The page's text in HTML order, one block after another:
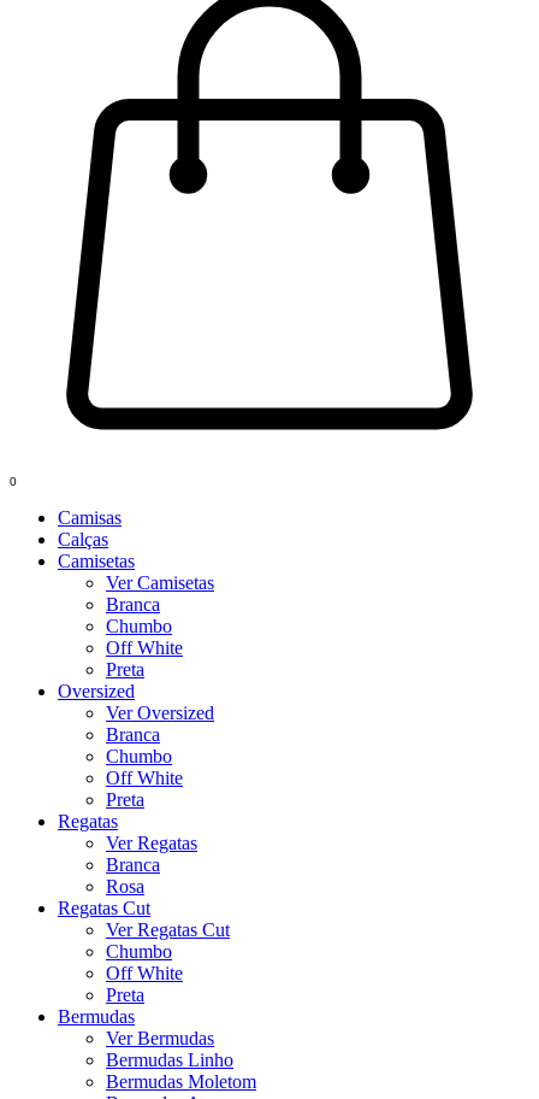
0
Camisas
Calças
Camisetas
Ver Camisetas
Branca
Chumbo
Off White
Preta
Oversized
Ver Oversized
Branca
Chumbo
Off White
Preta
Regatas
Ver Regatas
Branca
Rosa
Regatas Cut
Ver Regatas Cut
Chumbo
Off White
Preta
Bermudas
Ver Bermudas
Bermudas Linho
Bermudas Moletom